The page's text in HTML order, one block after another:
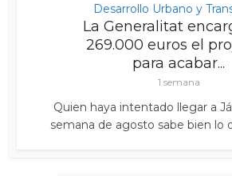
Desarrollo Urbano y
La Generalitat
269.000 euros el
para acabar...
1 semana
Quien haya intentado llegar a
semana de agosto sabe bien lo